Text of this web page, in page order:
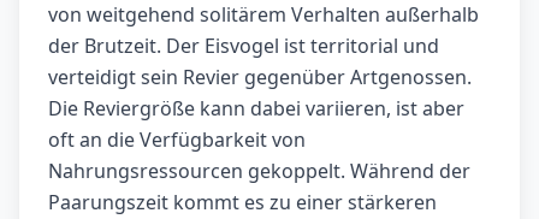
von weitgehend solitärem Verhalten außerhalb
der Brutzeit. Der Eisvogel ist territorial und
verteidigt sein Revier gegenüber Artgenossen.
Die Reviergröße kann dabei variieren, ist aber
oft an die Verfügbarkeit von
Nahrungsressourcen gekoppelt. Während der
Paarungszeit kommt es zu einer stärkeren